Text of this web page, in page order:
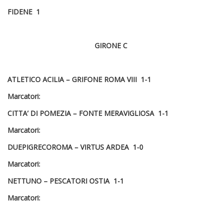
FIDENE 1
GIRONE C
ATLETICO ACILIA – GRIFONE ROMA VIII 1-1
Marcatori:
CITTA’ DI POMEZIA – FONTE MERAVIGLIOSA 1-1
Marcatori:
DUEPIGRECOROMA – VIRTUS ARDEA 1-0
Marcatori:
NETTUNO – PESCATORI OSTIA 1-1
Marcatori: